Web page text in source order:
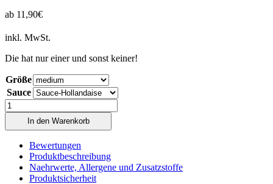
ab 11,90€
inkl. MwSt.
Die hat nur einer und sonst keiner!
Größe
Sauce
Anzahl
In den Warenkorb
Bewertungen
Produktbeschreibung
Naehrwerte, Allergene und Zusatzstoffe
Produktsicherheit